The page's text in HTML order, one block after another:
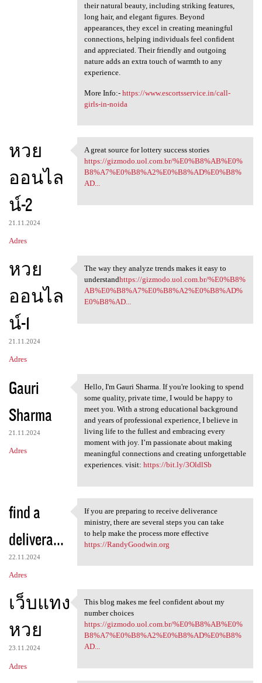
their natural beauty, including striking features,
long hair, and elegant figures. Beyond
appearances, they excel in creating meaningful
connections, helping individuals feel confident
and appreciated. Their friendly and outgoing
nature adds an extra touch of warmth to any
experience.
More Info:- https://www.escortsservice.in/call-
girls-in-noida
หวย
ออนไล
น์-2
21.11.2024
Adres
A great source for lottery
A great source for lottery success stories
https://gizmodo.uol.com.br/%E0%B8%AB%E0%
B8%A7%E0%B8%A2%E0%B8%AD%E0%B8%
AD...
หวย
ออนไล
น์-1
21.11.2024
Adres
The way they analyze trends
The way they analyze trends makes it easy to
understandhttps://gizmodo.uol.com.br/%E0%B8%
AB%E0%B8%A7%E0%B8%A2%E0%B8%AD%
E0%B8%AD...
Gauri
Sharma
21.11.2024
Adres
Hello, I'm Gauri Sharma. If
Hello, I'm Gauri Sharma. If you're looking to spend
some quality, private time, I would be happy to
meet you. With a strong educational background
and years of professional experience, I believe in
living life to the fullest and embracing every
moment with joy. I’m passionate about making
meaningful connections and creating unforgettable
experiences. visit: https://bit.ly/3OldlSb
find a
delivera...
22.11.2024
Adres
If you are preparing to
If you are preparing to receive deliverance
ministry, there are several steps you can take
to help make the process more effective
https://RandyGoodwin.org
เว็บแทง
หวย
23.11.2024
Adres
This blog makes me feel
This blog makes me feel confident about my
number choices
https://gizmodo.uol.com.br/%E0%B8%AB%E0%
B8%A7%E0%B8%A2%E0%B8%AD%E0%B8%
AD...